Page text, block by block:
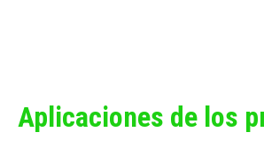
Aplicaciones de los